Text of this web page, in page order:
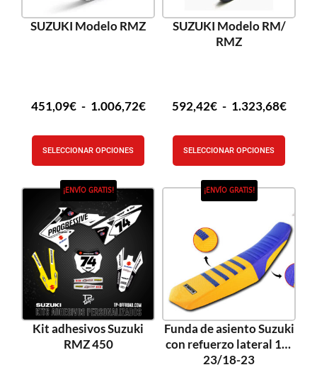
SUZUKI Modelo RMZ
451,09€ - 1.006,72€
SELECCIONAR OPCIONES
SUZUKI Modelo RM/
RMZ
592,42€ - 1.323,68€
SELECCIONAR OPCIONES
¡ENVÍO GRATIS!
Kit adhesivos Suzuki
RMZ 450
¡ENVÍO GRATIS!
Funda de asiento Suzuki
con refuerzo lateral 19-
23/18-23